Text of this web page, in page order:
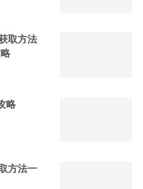
取方法
略
方法一